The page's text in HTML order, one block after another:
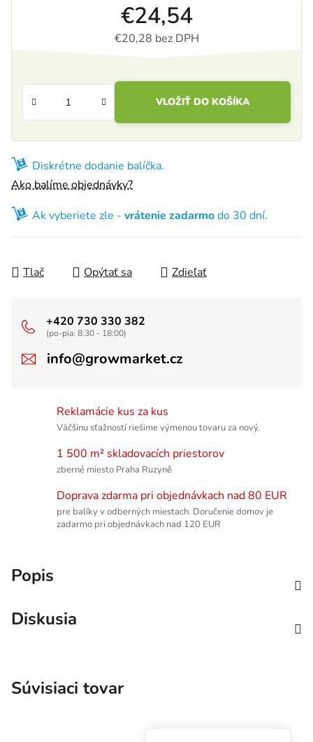
€24,54
€20,28 bez DPH
VLOŽIŤ DO KOŠÍKA
Diskrétne dodanie balíčka.
Ako balíme objednávky?
Ak vyberiete zle - vrátenie zadarmodo 30 dní.
Tlač Opýtať sa Zdieľať
+420 730 330 382
(po-pia: 8:30 - 18:00)
info@growmarket.cz
Reklamácie kus za kus
Väčšinu sťažností riešime výmenou tovaru za nový.
1 500 m² skladovacích priestorov
zberné miesto Praha Ruzyně
Doprava zdarma pri objednávkach nad 80 EUR
pre balíky v odberných miestach. Doručenie domov je
zadarmo pri objednávkach nad 120 EUR
Popis
Diskusia
Súvisiaci tovar